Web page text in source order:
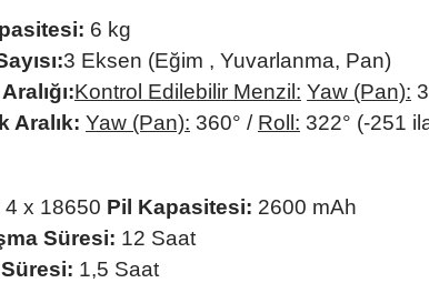
6 kg
3 Eksen (Eğim , Yuvarlanma, Pan)
Kontrol Edilebilir Menzil: Yaw (Pan):
Aralık: Yaw (Pan): 360° / Roll: 322° (-251
4 x 18650 Pil Kapasitesi: 2600 mAh
Süresi: 12 Saat
1,5 Saat